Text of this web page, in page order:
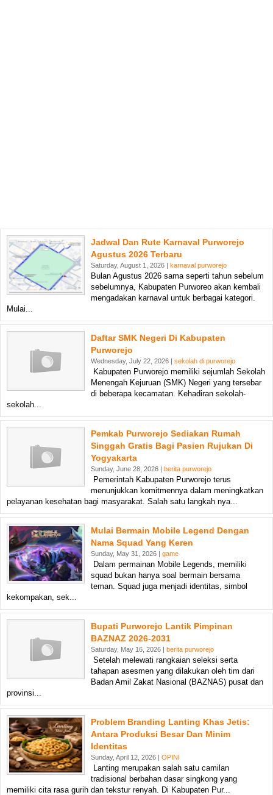
Jadwal Dan Rute Karnaval Purworejo
Agustus 2026 Terbaru
Saturday, August 1, 2026 | karnaval purworejo
Bulan Agustus 2026 sama seperti tahun sebelum
sebelumnya, Kabupaten Purworeo akan kembali
mengadakan karnaval untuk berbagai kategori.
Mulai...
Daftar SMK Negeri Di Kabupaten
Purworejo
Wednesday, July 22, 2026 | sekolah di purworejo
Kabupaten Purworejo memiliki sejumlah Sekolah
Menengah Kejuruan (SMK) Negeri yang tersebar
di beberapa kecamatan. Kehadiran sekolah-
sekolah...
Pemkab Purworejo Sediakan Rumah
Singgah Gratis Bagi Pasien Rujukan Di
Yogyakarta
Sunday, June 28, 2026 | berita purworejo
Pemerintah Kabupaten Purworejo terus
menunjukkan komitmennya dalam meningkatkan
pelayanan kesehatan bagi masyarakat. Salah satu langkah nya...
Mulai Bermain Mobile Legend Dengan
Nama Squad Yang Keren
Sunday, May 31, 2026 | game
Dalam permainan Mobile Legends, memiliki
squad bukan hanya soal bermain bersama
teman. Squad juga menjadi identitas, simbol
kekompakan, sek...
Bupati Purworejo Lantik Pimpinan
BAZNAZ 2026-2031
Saturday, May 16, 2026 | berita purworejo
Setelah melewati rangkaian seleksi serta
tahapan asesmen yang dilakukan oleh tim dari
Badan Amil Zakat Nasional (BAZNAS) pusat dan
provinsi...
Problem Branding Lanting Khas Jetis:
Antara Produksi Besar Dan Minim
Identitas
Sunday, April 12, 2026 | OPINI
Lanting merupakan salah satu camilan
tradisional berbahan dasar singkong yang
memiliki cita rasa gurih dan tekstur renyah. Di Kabupaten Pur...